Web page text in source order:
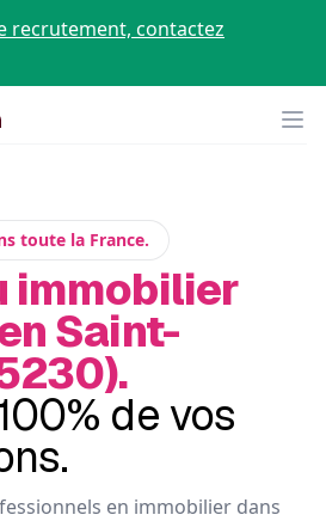
recrutement, contactez
toute la France.
immobilier
Saint-
de vos
en immobilier dans